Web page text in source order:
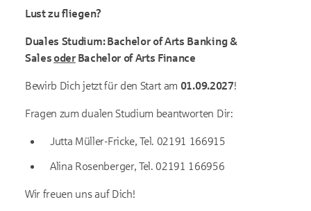
Lust zu fliegen?
Duales Studium:Bachelor of Arts Banking &
Sales oder Bachelor of Arts Finance
Bewirb Dich jetzt für den Start am 01.09.2027!
Fragen zum dualen Studium beantworten Dir:
Jutta Müller-Fricke, Tel. 02191 166915
Alina Rosenberger, Tel. 02191 166956
Wir freuen uns auf Dich!